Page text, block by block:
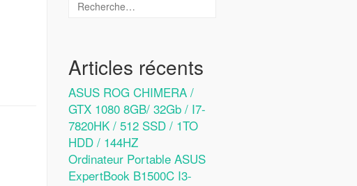
Articles récents
ASUS ROG CHIMERA /
GTX 1080 8GB/ 32Gb / I7-
7820HK / 512 SSD / 1TO
HDD / 144HZ
Ordinateur Portable ASUS
ExpertBook B1500C I3-